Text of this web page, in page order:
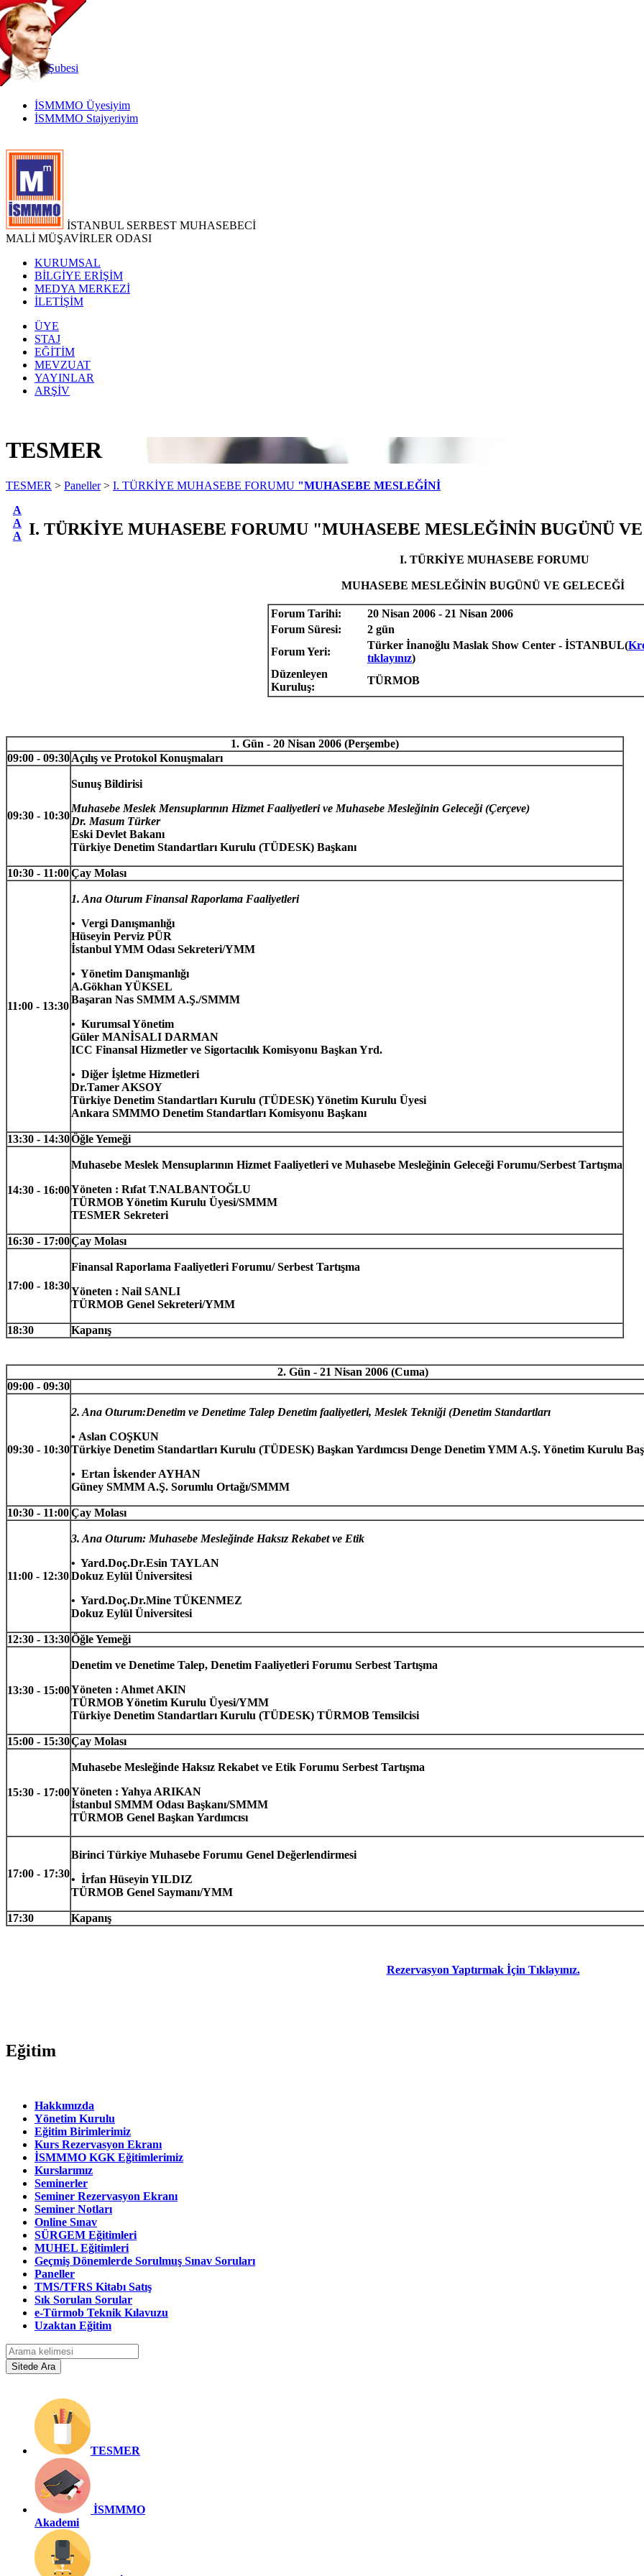
TR
|
EN
İnternetŞubesi
İSMMMO Üyesiyim
İSMMMO Stajyeriyim
İSTANBUL SERBEST MUHASEBECİ
MALİ MÜŞAVİRLER ODASI
KURUMSAL
BİLGİYE ERİŞİM
MEDYA MERKEZİ
İLETİŞİM
ÜYE
STAJ
EĞİTİM
MEVZUAT
YAYINLAR
ARŞİV
TESMER
TESMER > Paneller> I. TÜRKİYE MUHASEBE FORUMU "MUHASEBE MESLEĞİNİ
A
A
A
I. TÜRKİYE MUHASEBE FORUMU "MUHASEBE MESLEĞİNİN BUGÜNÜ
I. TÜRKİYE MUHASEBE FORUMU
MUHASEBE MESLEĞİNİN BUGÜNÜ VE GELECEĞİ
Forum Tarihi:
20 Nisan 2006 - 21 Nisan 2006
Forum Süresi:
2 gün
Forum Yeri:
Türker İnanoğlu Maslak Show Center - İSTANBUL(
tıklayınız)
Düzenleyen
Kuruluş:
TÜRMOB
1. Gün - 20 Nisan 2006 (Perşembe)
09:00 - 09:30Açılış ve Protokol Konuşmaları
09:30 - 10:30
Sunuş Bildirisi
Muhasebe Meslek Mensuplarının Hizmet Faaliyetleri ve Muhasebe Mesleğinin Geleceği (Çerçeve)
Dr. Masum Türker
Eski Devlet Bakanı
Türkiye Denetim Standartları Kurulu (TÜDESK) Başkanı
10:30 - 11:00Çay Molası
11:00 - 13:30
1. Ana Oturum Finansal Raporlama Faaliyetleri
• Vergi Danışmanlığı
Hüseyin Perviz PÜR
İstanbul YMM Odası Sekreteri/YMM
• Yönetim Danışmanlığı
A.Gökhan YÜKSEL
Başaran Nas SMMM A.Ş./SMMM
• Kurumsal Yönetim
Güler MANİSALI DARMAN
ICC Finansal Hizmetler ve Sigortacılık Komisyonu Başkan Yrd.
• Diğer İşletme Hizmetleri
Dr.Tamer AKSOY
Türkiye Denetim Standartları Kurulu (TÜDESK) Yönetim Kurulu Üyesi
Ankara SMMMO Denetim Standartları Komisyonu Başkanı
13:30 - 14:30Öğle Yemeği
14:30 - 16:00
Muhasebe Meslek Mensuplarının Hizmet Faaliyetleri ve Muhasebe Mesleğinin Geleceği Forumu/Serbest Tartışma
Yöneten : Rıfat T.NALBANTOĞLU
TÜRMOB Yönetim Kurulu Üyesi/SMMM
TESMER Sekreteri
16:30 - 17:00Çay Molası
17:00 - 18:30
Finansal Raporlama Faaliyetleri Forumu/ Serbest Tartışma
Yöneten : Nail SANLI
TÜRMOB Genel Sekreteri/YMM
18:30 Kapanış
2. Gün - 21 Nisan 2006 (Cuma)
09:00 - 09:30
09:30 - 10:30
2. Ana Oturum:Denetim ve Denetime Talep Denetim faaliyetleri, Meslek Tekniği (Denetim Standartları
• Aslan COŞKUN
Türkiye Denetim Standartları Kurulu (TÜDESK) Başkan Yardımcısı Denge Denetim YMM A.Ş. Yönetim Kurulu
• Ertan İskender AYHAN
Güney SMMM A.Ş. Sorumlu Ortağı/SMMM
10:30 - 11:00Çay Molası
11:00 - 12:30
3. Ana Oturum: Muhasebe Mesleğinde Haksız Rekabet ve Etik
• Yard.Doç.Dr.Esin TAYLAN
Dokuz Eylül Üniversitesi
• Yard.Doç.Dr.Mine TÜKENMEZ
Dokuz Eylül Üniversitesi
12:30 - 13:30Öğle Yemeği
13:30 - 15:00
Denetim ve Denetime Talep, Denetim Faaliyetleri Forumu Serbest Tartışma
Yöneten : Ahmet AKIN
TÜRMOB Yönetim Kurulu Üyesi/YMM
Türkiye Denetim Standartları Kurulu (TÜDESK) TÜRMOB Temsilcisi
15:00 - 15:30Çay Molası
15:30 - 17:00
Muhasebe Mesleğinde Haksız Rekabet ve Etik Forumu Serbest Tartışma
Yöneten : Yahya ARIKAN
İstanbul SMMM Odası Başkanı/SMMM
TÜRMOB Genel Başkan Yardımcısı
17:00 - 17:30
Birinci Türkiye Muhasebe Forumu Genel Değerlendirmesi
• İrfan Hüseyin YILDIZ
TÜRMOB Genel Saymanı/YMM
17:30 Kapanış
Rezervasyon Yaptırmak İçin Tıklayınız.
Eğitim
Hakkımızda
Yönetim Kurulu
Eğitim Birimlerimiz
Kurs Rezervasyon Ekranı
İSMMMO KGK Eğitimlerimiz
Kurslarımız
Seminerler
Seminer Rezervasyon Ekranı
Seminer Notları
Online Sınav
SÜRGEM Eğitimleri
MUHEL Eğitimleri
Geçmiş Dönemlerde Sorulmuş Sınav Soruları
Paneller
TMS/TFRS Kitabı Satış
Sık Sorulan Sorular
e-Türmob Teknik Kılavuzu
Uzaktan Eğitim
TESMER
İSMMMO
Akademi